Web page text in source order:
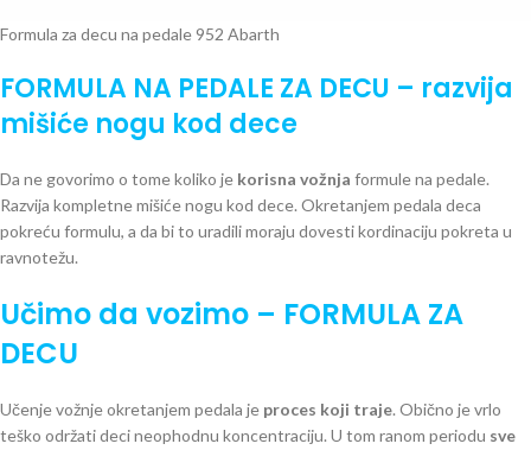
Formula za decu na pedale 952 Abarth
FORMULA NA PEDALE ZA DECU – razvija
mišiće nogu kod dece
Da ne govorimo o tome koliko je korisna vožnja formule na pedale.
Razvija kompletne mišiće nogu kod dece. Okretanjem pedala deca
pokreću formulu, a da bi to uradili moraju dovesti kordinaciju pokreta u
ravnotežu.
Učimo da vozimo – FORMULA ZA
DECU
Učenje vožnje okretanjem pedala je proces koji traje. Obično je vrlo
teško održati deci neophodnu koncentraciju. U tom ranom periodu sve